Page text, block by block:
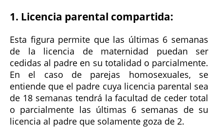
1. Licencia parental compartida:
Esta figura permite que las últimas 6 semanas
de la licencia de maternidad puedan ser
cedidas al padre en su totalidad o parcialmente.
En el caso de parejas homosexuales, se
entiende que el padre cuya licencia parental sea
de 18 semanas tendrá la facultad de ceder total
o parcialmente las últimas 6 semanas de su
licencia al padre que solamente goza de 2.